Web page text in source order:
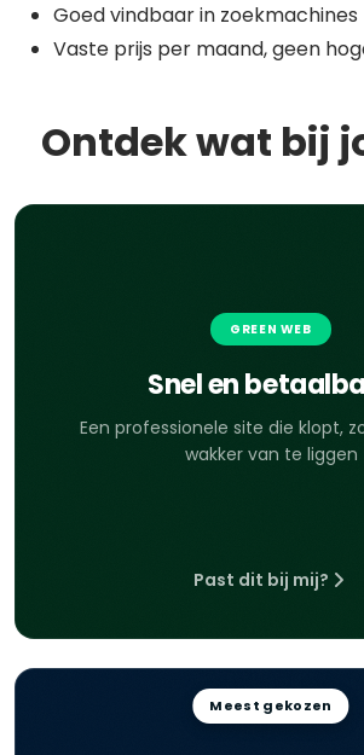
Goed vindbaar in zoekmachines
Vaste prijs per maand, geen
Ontdek wat bij
GREEN WEB
Snel en
Een professionele site die klopt,
wakker van te liggen
Past dit bij mij?
Meest gekozen